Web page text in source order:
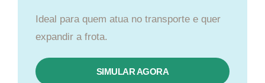
Ideal para quem atua no transporte e quer
expandir a frota.
SIMULAR AGORA